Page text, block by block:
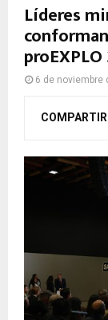
Líderes
6 de noviembre
COMPARTIR